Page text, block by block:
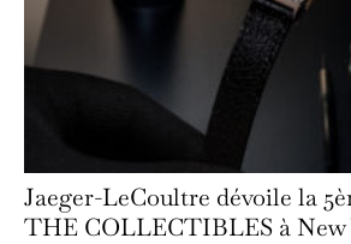
Jaeger-LeCoultre dévoile la
THE COLLECTIBLES à New